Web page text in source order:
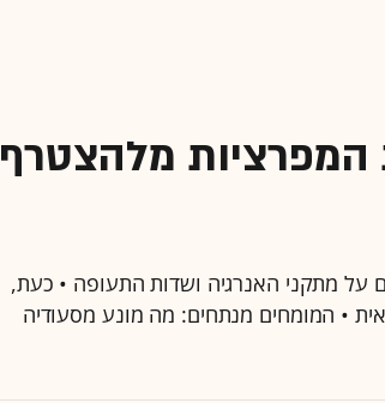
מלהצטרף
מתקני האנרגיה ושדות התעופה • כעת,
• המומחים מנתחים: מה מונע מסעודיה